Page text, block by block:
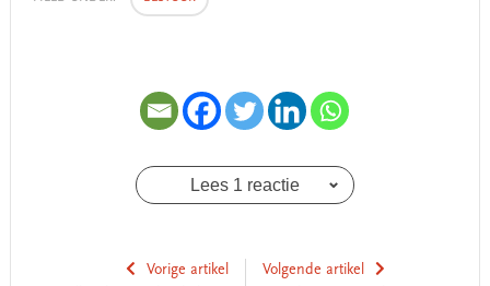
Lees 1 reactie
Vorige artikel
Volgende artikel